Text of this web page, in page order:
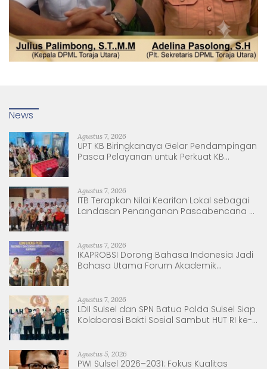
News
Agustus 7, 2026
UPT KB Biringkanaya Gelar Pendampingan
Pasca Pelayanan untuk Perkuat KB
Agustus 7, 2026
ITB Terapkan Nilai Kearifan Lokal sebagai
Landasan Penanganan Pascabencana di
Agustus 7, 2026
IKAPROBSI Dorong Bahasa Indonesia Jadi
Bahasa Utama Forum Akademik
Agustus 7, 2026
LDII Sulsel dan SPN Batua Polda Sulsel Siap
Kolaborasi Bakti Sosial Sambut HUT RI ke-
Agustus 5, 2026
PWI Sulsel 2026–2031: Fokus Kualitas